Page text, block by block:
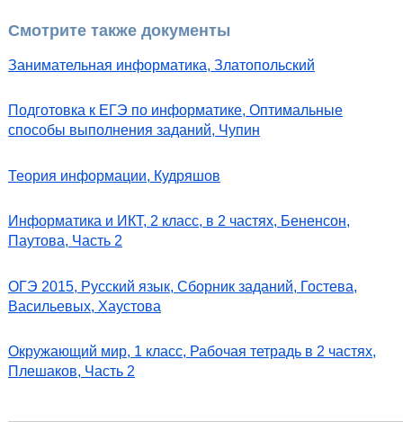
Смотрите также документы
Занимательная информатика, Златопольский
Подготовка к ЕГЭ по информатике, Оптимальные
способы выполнения заданий, Чупин
Теория информации, Кудряшов
Информатика и ИКТ, 2 класс, в 2 частях, Бененсон,
Паутова, Часть 2
ОГЭ 2015, Русский язык, Сборник заданий, Гостева,
Васильевых, Хаустова
Окружающий мир, 1 класс, Рабочая тетрадь в 2 частях,
Плешаков, Часть 2